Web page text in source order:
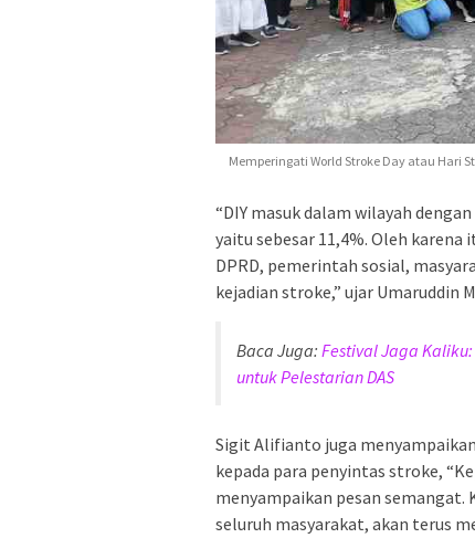
Memperingati World Stroke Day atau Hari
“DIY masuk dalam wilayah
yaitu sebesar 11,4%. Oleh
DPRD, pemerintah sosial,
kejadian stroke,” ujar Umaruddin
Baca Juga: Festival Jaga
untuk Pelestarian DAS
Sigit Alifianto juga
kepada para penyintas stroke,
menyampaikan pesan semangat.
seluruh masyarakat, akan terus